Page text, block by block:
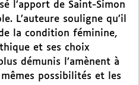
l’apport de Saint-Simon
L’auteure souligne qu’il
la condition féminine,
et ses choix
démunis l’amènent à
possibilités et les